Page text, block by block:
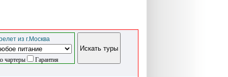
из г.Москва
чартеры Гарантия